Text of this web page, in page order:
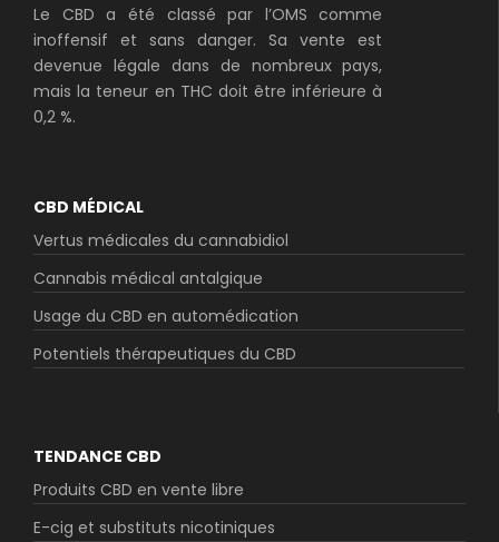
Le CBD a été classé par l’OMS comme
inoffensif et sans danger. Sa vente est
devenue légale dans de nombreux pays,
mais la teneur en THC doit être inférieure à
0,2 %.
CBD MÉDICAL
Vertus médicales du cannabidiol
Cannabis médical antalgique
Usage du CBD en automédication
Potentiels thérapeutiques du CBD
TENDANCE CBD
Produits CBD en vente libre
E-cig et substituts nicotiniques